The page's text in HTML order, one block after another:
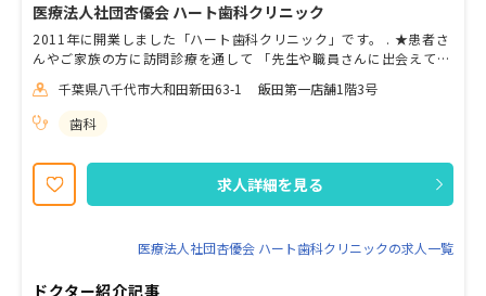
医療法人社団杏優会 ハート歯科クリニック
2011年に開業しました「ハート歯科クリニック」です。 . ★患者さ
んやご家族の方に訪問診療を通して 「先生や職員さんに出会えてよ
の顔を見るのが楽しみ」と言ってもらえるように このような思いで
日々私たちと一緒に診療に取り組んでくださる方歓迎します♪ . 現
在活躍するスタッフは40代が中心です♪ 子育て中のスタッフも在
問合せください。 新しい方と働けることを楽しみにしております！
ご応募お待ちしております。
千葉県八千代市大和田新田63-1 飯田第一店舗1階3号
歯科
求人詳細を見る
医療法人社団杏優会 ハート歯科クリニックの求人一覧
ドクター紹介記事